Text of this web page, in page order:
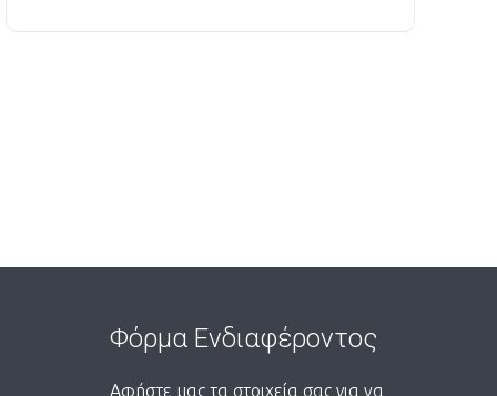
Φόρμα Ενδιαφέροντος
Αφήστε μας τα στοιχεία σας για να